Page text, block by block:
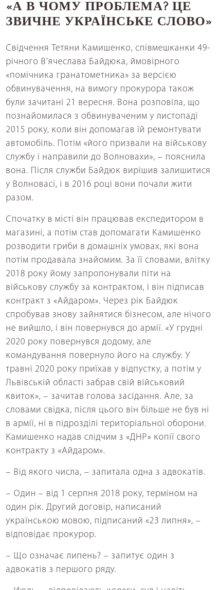
«А В ЧОМУ ПРОБЛЕМА? ЦЕ
ЗВИЧНЕ УКРАЇНСЬКЕ СЛОВО»
Свідчення Тетяни Камишенко, співмешканки 49-
річного В'ячеслава Байдюка, ймовірного
«помічника гранатометника» за версією
обвинувачення, на вимогу прокурора також
були зачитані 21 вересня. Вона розповіла, що
познайомилася з обвинуваченим у листопаді
2015 року, коли він допомагав їй ремонтувати
автомобіль. Потім «його призвали на військову
службу і направили до Волновахи», – пояснила
вона. Після служби Байдюк вирішив залишитися
у Волновасі, і в 2016 році вони почали жити
разом.
Спочатку в місті він працював експедитором в
магазині, а потім став допомагати Камишенко
розводити гриби в домашніх умовах, які вона
потім продавала знайомим. За її словами, влітку
2018 року йому запропонували піти на
військову службу за контрактом, і він підписав
контракт з «Айдаром». Через рік Байдюк
спробував знову зайнятися бізнесом, але нічого
не вийшло, і він повернувся до армії. «У грудні
2020 року повернувся додому, але
командування повернуло його на службу. У
травні 2020 року приїхав у відпустку, а потім у
Львівській області забрав свій військовий
квиток», – зачитав голова засідання. Але, за
словами свідка, після цього він більше не був ні
в армії, ні в підрозділі територіальної оборони.
Камишенко надав слідчим з «ДНР» копії свого
контракту з «Айдаром».
– Від якого числа, – запитала одна з адвокатів.
– Один – від 1 серпня 2018 року, терміном на
один рік. Другий договір, написаний
українською мовою, підписаний «23 липня», –
відповідає прокурор.
– Що означає липень? – запитує один з
адвокатів з першого ряду.